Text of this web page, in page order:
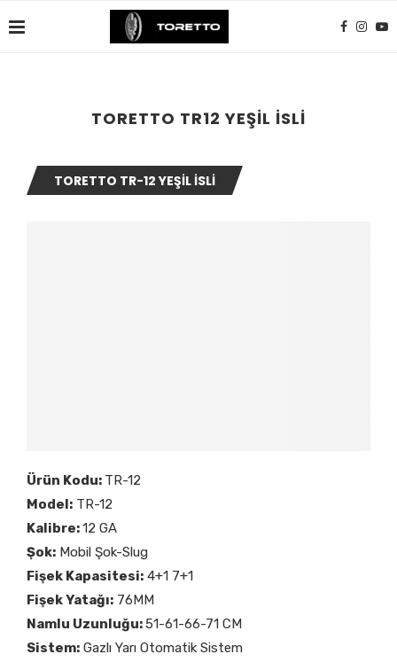
TORETTO TR12 YEŞIL İSLI
TORETTO TR-12 YEŞIL İSLI
Ürün Kodu: TR-12
Model: TR-12
Kalibre:12 GA
Şok: Mobil Şok-Slug
Fişek Kapasitesi: 4+1 7+1
Fişek Yatağı: 76MM
Namlu Uzunluğu:51-61-66-71 CM
Sistem: Gazlı Yarı Otomatik Sistem